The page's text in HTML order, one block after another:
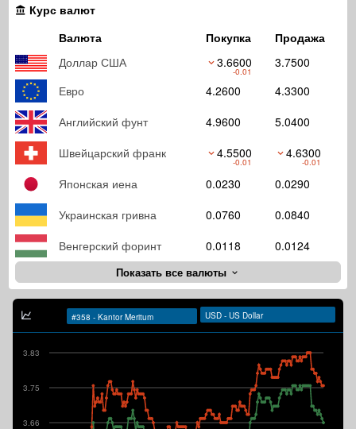
Курс валют
Валюта
Покупка
Продажа
Доллар США
3.6600
-0.01
3.7500
Евро
4.2600
4.3300
Английский фунт
4.9600
5.0400
Швейцарский франк
4.5500
-0.01
4.6300
-0.01
Японская иена 0.0230
0.0290
Украинская гривна
0.0760
0.0840
Венгерский форинт
0.0118 0.0124
Показать все валюты
3.66
3.75
3.83